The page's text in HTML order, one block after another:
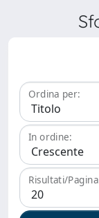
Ordina per:
In ordine:
Risultati/Pagina